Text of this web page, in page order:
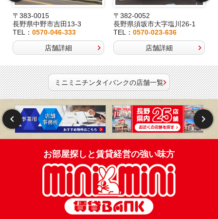
〒383-0015
長野県中野市吉田13-3
TEL： 0570-046-333
店舗詳細
〒382-0052
長野県須坂市大字塩川26-1
TEL：0570-023-636
店舗詳細
ミニミニチンタイバンクの店舗一覧
お部屋探しと賃貸経営の強い味方